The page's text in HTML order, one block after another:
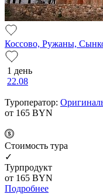
Коссово, Ружаны,
1 день
22.08
Туроператор:
от 165 BYN
Cтоимость тура
✓
Турпродукт
от 165 BYN
Подробнее